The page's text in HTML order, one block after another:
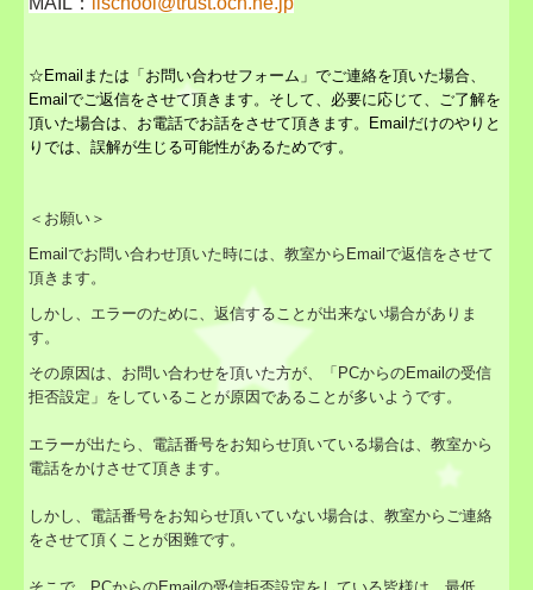
☆Emailまたは「お問い合わせフォーム」でご連絡を頂いた場合、
Emailでご返信をさせて頂きます。 そして、必要に応じて、ご了解を
頂いた場合は、お電話でお話をさせて頂きます。
Emailだけのやりと
りでは、誤解が生じる可能性があるためです。
＜お願い＞
Emailでお問い合わせ頂いた時には、教室からEmailで返信をさせて
頂きます。
しかし、エラーのために、返信することが出来ない場合がありま
す。
その原因は、お問い合わせを頂いた方が、「PCからのEmailの受信
拒否設定」をしていることが原因であることが多いようです。
エラーが出たら、電話番号をお知らせ頂いている場合は、教室から
電話をかけさせて頂きます。
しかし、電話番号をお知らせ頂いていない場合は、教室からご連絡
をさせて頂くことが困難です。